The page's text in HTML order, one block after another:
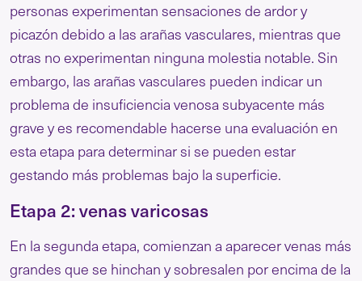
personas experimentan sensaciones de ardor y
picazón debido a las arañas vasculares, mientras que
otras no experimentan ninguna molestia notable. Sin
embargo, las arañas vasculares pueden indicar un
problema de insuficiencia venosa subyacente más
grave y es recomendable hacerse una evaluación en
esta etapa para determinar si se pueden estar
gestando más problemas bajo la superficie.
Etapa 2: venas varicosas
En la segunda etapa, comienzan a aparecer venas más
grandes que se hinchan y sobresalen por encima de la